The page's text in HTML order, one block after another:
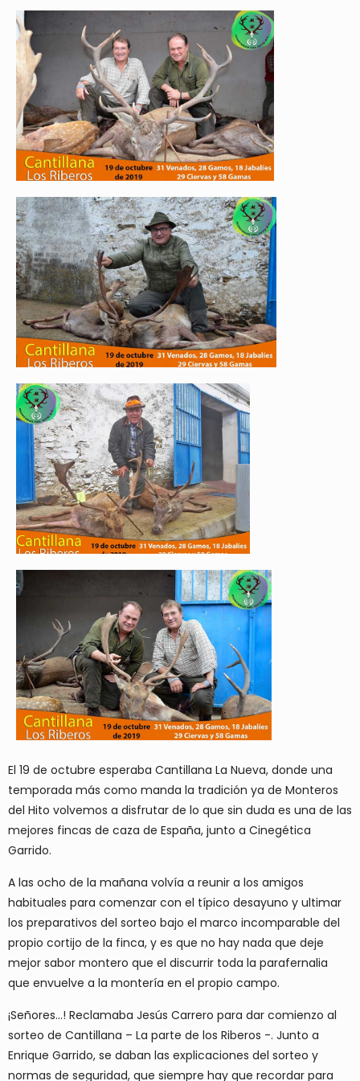
El 19 de octubre esperaba Cantillana La Nueva, donde una
temporada más como manda la tradición ya de Monteros
del Hito volvemos a disfrutar de lo que sin duda es una de las
mejores fincas de caza de España, junto a Cinegética
Garrido.
A las ocho de la mañana volvía a reunir a los amigos
habituales para comenzar con el típico desayuno y ultimar
los preparativos del sorteo bajo el marco incomparable del
propio cortijo de la finca, y es que no hay nada que deje
mejor sabor montero que el discurrir toda la parafernalia
que envuelve a la montería en el propio campo.
¡Señores…! Reclamaba Jesús Carrero para dar comienzo al
sorteo de Cantillana – La parte de los Riberos -. Junto a
Enrique Garrido, se daban las explicaciones del sorteo y
normas de seguridad, que siempre hay que recordar para